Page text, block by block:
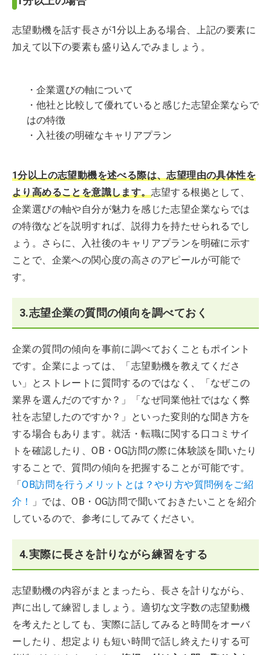
志望動機を話す長さが1分以上ある場合、上記の要素に
加えて以下の要素も盛り込んでみましょう。
・企業選びの軸について
・他社と比較して優れていると感じた志望企業ならで
はの特徴
・入社後の明確なキャリアプラン
1分以上の志望動機を述べる際は、志望理由の具体性を
より高めることを意識します。志望する根拠として、
企業選びの軸や自分が魅力を感じた志望企業ならでは
の特徴などを説明すれば、説得力を持たせられるでし
ょう。さらに、入社後のキャリアプランを明確に示す
ことで、企業への関心度の高さのアピールが可能で
す。
3.志望企業の質問の傾向を調べておく
企業の質問の傾向を事前に調べておくこともポイント
です。企業によっては、「志望動機を教えてくださ
い」とストレートに質問するのではなく、「なぜこの
業界を選んだのですか？」「なぜ同業他社ではなく弊
社を志望したのですか？」といった変則的な聞き方を
する場合もあります。就活・転職に関する口コミサイ
トを確認したり、OB・OG訪問の際に体験談を聞いたり
することで、質問の傾向を把握することが可能です。
「OB訪問を行うメリットとは？やり方や質問例をご紹
介！
」では、OB・OG訪問で聞いておきたいことを紹介
しているので、参考にしてみてください。
4.実際に長さを計りながら練習をする
志望動機の内容がまとまったら、長さを計りながら、
声に出して練習しましょう。適切な文字数の志望動機
を考えたとしても、実際に話してみると時間をオーバ
ーしたり、想定よりも短い時間で話し終えたりする可